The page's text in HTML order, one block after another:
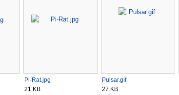
Pi-Rat.jpg
21 KB
Pulsar.gif
27 KB